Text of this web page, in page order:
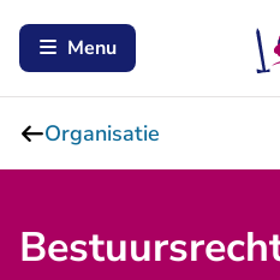
Menu
Organisatie